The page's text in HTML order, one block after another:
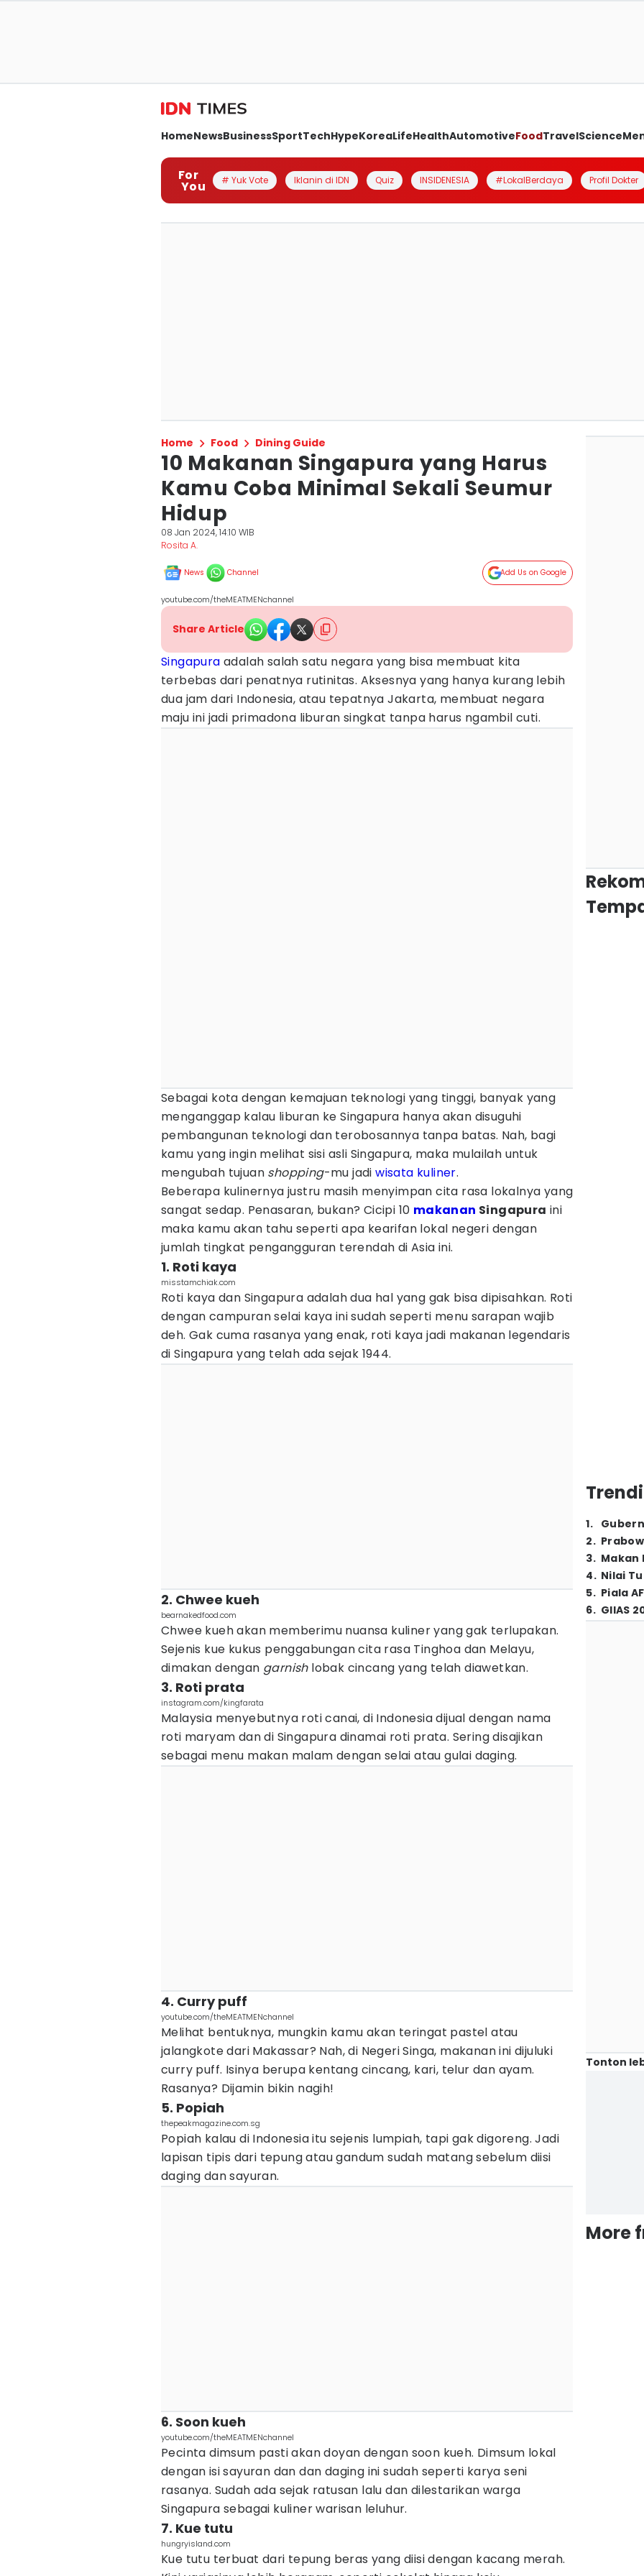
HomeNewsBusinessSportTechHypeKoreaLifeHealthAutomotiveFoodTravelScience
For
You # Yuk Vote Iklanin di IDN Quiz INSIDENESIA #LokalBerdaya Profil Dokter
Home Food Dining Guide
10 Makanan Singapura yang Harus
Kamu Coba Minimal Sekali Seumur
Hidup
08 Jan 2024, 14:10 WIB
Rosita A.
News Channel Add Us on Google
youtube.com/theMEATMENchannel
Share Article
Singapura adalah salah satu negara yang bisa membuat kita
terbebas dari penatnya rutinitas. Aksesnya yang hanya kurang lebih
dua jam dari Indonesia, atau tepatnya Jakarta, membuat negara
maju ini jadi primadona liburan singkat tanpa harus ngambil cuti.
Sebagai kota dengan kemajuan teknologi yang tinggi, banyak yang
menganggap kalau liburan ke Singapura hanya akan disuguhi
pembangunan teknologi dan terobosannya tanpa batas. Nah, bagi
kamu yang ingin melihat sisi asli Singapura, maka mulailah untuk
mengubah tujuan shopping-mu jadiwisata kuliner.
Beberapa kulinernya justru masih menyimpan cita rasa lokalnya yang
sangat sedap. Penasaran, bukan? Cicipi 10 makanan Singapura ini
maka kamu akan tahu seperti apa kearifan lokal negeri dengan
jumlah tingkat pengangguran terendah di Asia ini.
1. Roti kaya
misstamchiak.com
Roti kaya dan Singapura adalah dua hal yang gak bisa dipisahkan. Roti
dengan campuran selai kaya ini sudah seperti menu sarapan wajib
deh. Gak cuma rasanya yang enak, roti kaya jadi makanan legendaris
di Singapura yang telah ada sejak 1944.
2. Chwee kueh
bearnakedfood.com
Chwee kueh akan memberimu nuansa kuliner yang gak terlupakan.
Sejenis kue kukus penggabungan cita rasa Tinghoa dan Melayu,
dimakan dengan garnish lobak cincang yang telah diawetkan.
3. Roti prata
instagram.com/kingfarata
Malaysia menyebutnya roti canai, di Indonesia dijual dengan nama
roti maryam dan di Singapura dinamai roti prata. Sering disajikan
sebagai menu makan malam dengan selai atau gulai daging.
4. Curry puff
youtube.com/theMEATMENchannel
Melihat bentuknya, mungkin kamu akan teringat pastel atau
jalangkote dari Makassar? Nah, di Negeri Singa, makanan ini dijuluki
curry puff. Isinya berupa kentang cincang, kari, telur dan ayam.
Rasanya? Dijamin bikin nagih!
5. Popiah
thepeakmagazine.com.sg
Popiah kalau di Indonesia itu sejenis lumpiah, tapi gak digoreng. Jadi
lapisan tipis dari tepung atau gandum sudah matang sebelum diisi
daging dan sayuran.
6. Soon kueh
youtube.com/theMEATMENchannel
Pecinta dimsum pasti akan doyan dengan soon kueh. Dimsum lokal
dengan isi sayuran dan dan daging ini sudah seperti karya seni
rasanya. Sudah ada sejak ratusan lalu dan dilestarikan warga
Singapura sebagai kuliner warisan leluhur.
7. Kue tutu
hungryisland.com
Kue tutu terbuat dari tepung beras yang diisi dengan kacang merah.
1.
2.
3. Makan
4. Nilai
5. Piala
6. GIIAS
Tonton
More